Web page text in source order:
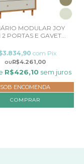
MODULAR JOY
PORTAS E GAVET...
R$4.261,00
com Pix
R$426,10 sem juros
SOB ENCOMENDA
COMPRAR